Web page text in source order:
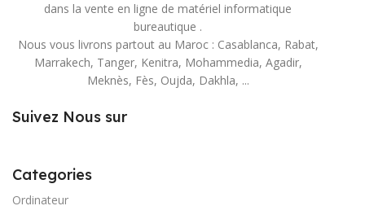
dans la vente en ligne de matériel informatique
bureautique .
Nous vous livrons partout au Maroc : Casablanca, Rabat,
Marrakech, Tanger, Kenitra, Mohammedia, Agadir,
Meknès, Fès, Oujda, Dakhla, ...
Suivez Nous sur
Categories
Ordinateur